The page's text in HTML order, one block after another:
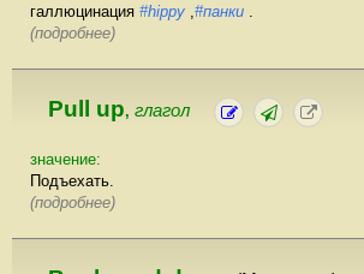
галлюцинация #hippy #панки
(подробнее)
Pull up, глагол
значение:
Подъехать.
(подробнее)